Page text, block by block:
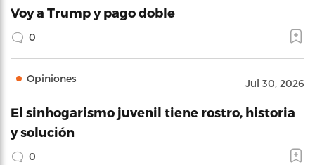
Voy a Trump y pago doble
0
Opiniones Jul 30, 2026
El sinhogarismo juvenil tiene rostro, historia
y solución
0